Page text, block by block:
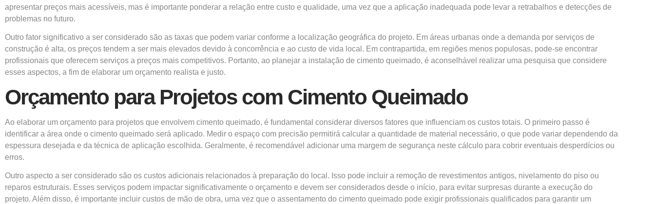
apresentar preços mais acessíveis, mas é importante ponderar a relação entre custo e qualidade, uma vez que a aplicação inadequada pode levar a retrabalhos e detecções de
problemas no futuro.
Outro fator significativo a ser considerado são as taxas que podem variar conforme a localização geográfica do projeto. Em áreas urbanas onde a demanda por serviços de
construção é alta, os preços tendem a ser mais elevados devido à concorrência e ao custo de vida local. Em contrapartida, em regiões menos populosas, pode-se encontrar
profissionais que oferecem serviços a preços mais competitivos. Portanto, ao planejar a instalação de cimento queimado, é aconselhável realizar uma pesquisa que considere
esses aspectos, a fim de elaborar um orçamento realista e justo.
Orçamento para Projetos com Cimento Queimado
Ao elaborar um orçamento para projetos que envolvem cimento queimado, é fundamental considerar diversos fatores que influenciam os custos totais. O primeiro passo é
identificar a área onde o cimento queimado será aplicado. Medir o espaço com precisão permitirá calcular a quantidade de material necessário, o que pode variar dependendo da
espessura desejada e da técnica de aplicação escolhida. Geralmente, é recomendável adicionar uma margem de segurança neste cálculo para cobrir eventuais desperdícios ou
erros.
Outro aspecto a ser considerado são os custos adicionais relacionados à preparação do local. Isso pode incluir a remoção de revestimentos antigos, nivelamento do piso ou
reparos estruturais. Esses serviços podem impactar significativamente o orçamento e devem ser considerados desde o início, para evitar surpresas durante a execução do
projeto. Além disso, é importante incluir custos de mão de obra, uma vez que o assentamento do cimento queimado pode exigir profissionais qualificados para garantir um